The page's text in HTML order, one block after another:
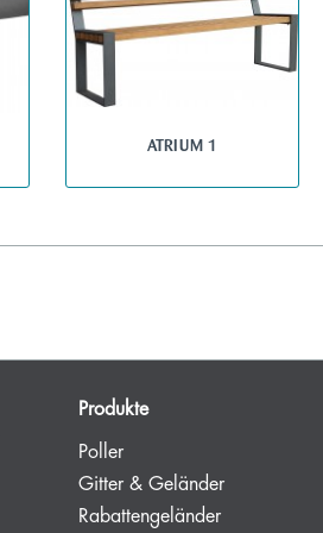
ATRIUM 1
Produkte
Poller
Gitter & Geländer
Rabattengeländer